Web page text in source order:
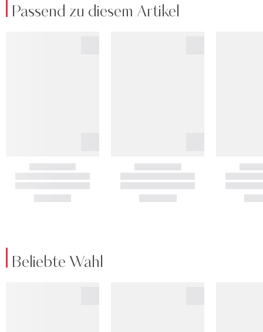
Passend zu diesem Artikel
Beliebte Wahl